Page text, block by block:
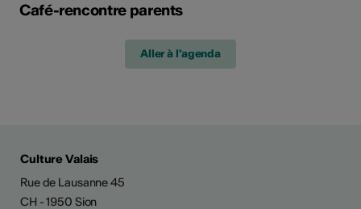
Café-rencontre parents
Aller à l'agenda
Culture Valais
Rue de Lausanne 45
CH - 1950 Sion